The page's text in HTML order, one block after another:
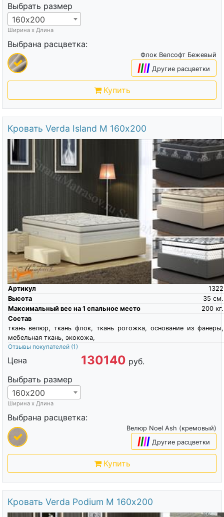
Выбрать размер
160х200
Ширина х Длина
Выбрана расцветка:
Флок Велсофт Бежевый
|||| Другие расцветки
Купить
Кровать Verda Island M 160х200
Артикул
1322
Высота
см.
35
Максимальный вес на 1 спальное место
кг.
200
Состав
ткань велюр, ткань флок, ткань рогожка, основание из фанеры,
мебельная ткань, экокожа,
Отзывы покупателей (1)
Цена 130140 руб.
Выбрать размер
160х200
Ширина х Длина
Выбрана расцветка:
Велюр Noel Ash (кремовый)
|||| Другие расцветки
Купить
Кровать Verda Podium M 160х200